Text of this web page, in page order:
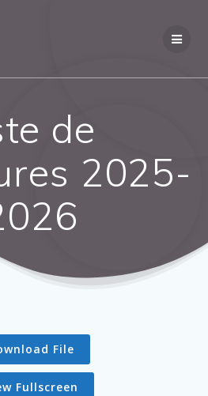
de
2025-
File
Fullscreen